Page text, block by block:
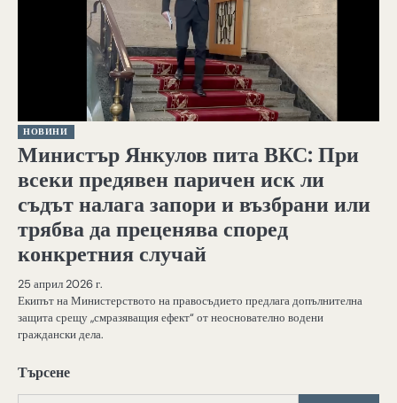
НОВИНИ
Министър Янкулов пита ВКС: При
всеки предявен паричен иск ли
съдът налага запори и възбрани или
трябва да преценява според
конкретния случай
25 април 2026 г.
Екипът на Министерството на правосъдието предлага допълнителна
защита срещу „смразяващия ефект“ от неоснователно водени
граждански дела.
Търсене